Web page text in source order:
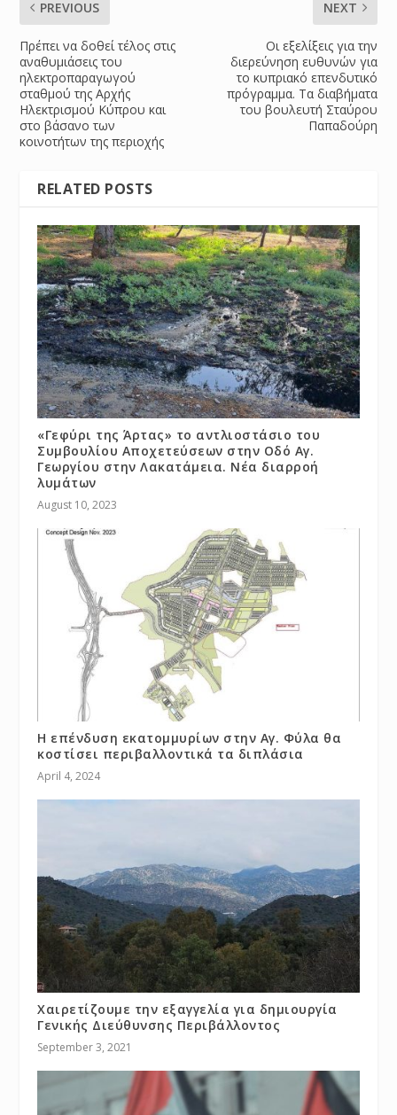
PREVIOUS
Πρέπει να δοθεί τέλος στις
αναθυμιάσεις του
ηλεκτροπαραγωγού
σταθμού της Αρχής
Ηλεκτρισμού Κύπρου και
στο βάσανο των
κοινοτήτων της περιοχής
NEXT
Οι εξελίξεις για την
διερεύνηση ευθυνών για
το κυπριακό επενδυτικό
πρόγραμμα. Τα διαβήματα
του βουλευτή Σταύρου
Παπαδούρη
RELATED POSTS
«Γεφύρι της Άρτας» το αντλιοστάσιο του
Συμβουλίου Αποχετεύσεων στην Οδό Αγ.
Γεωργίου στην Λακατάμεια. Νέα διαρροή
λυμάτων
August 10, 2023
Η επένδυση εκατομμυρίων στην Αγ. Φύλα θα
κοστίσει περιβαλλοντικά τα διπλάσια
April 4, 2024
Χαιρετίζουμε την εξαγγελία για δημιουργία
Γενικής Διεύθυνσης Περιβάλλοντος
September 3, 2021